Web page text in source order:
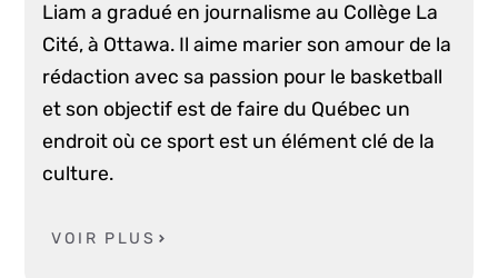
Liam a gradué en journalisme au Collège La
Cité, à Ottawa. Il aime marier son amour de la
rédaction avec sa passion pour le basketball
et son objectif est de faire du Québec un
endroit où ce sport est un élément clé de la
culture.
VOIR PLUS